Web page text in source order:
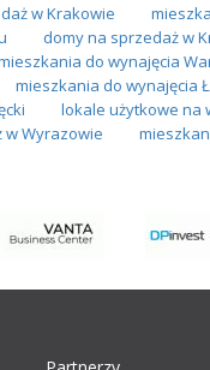
w Krakowie
domy na sprzedaż w
do wynajęcia
mieszkania do wynajęcia
lokale użytkowe na
Wyrazowie